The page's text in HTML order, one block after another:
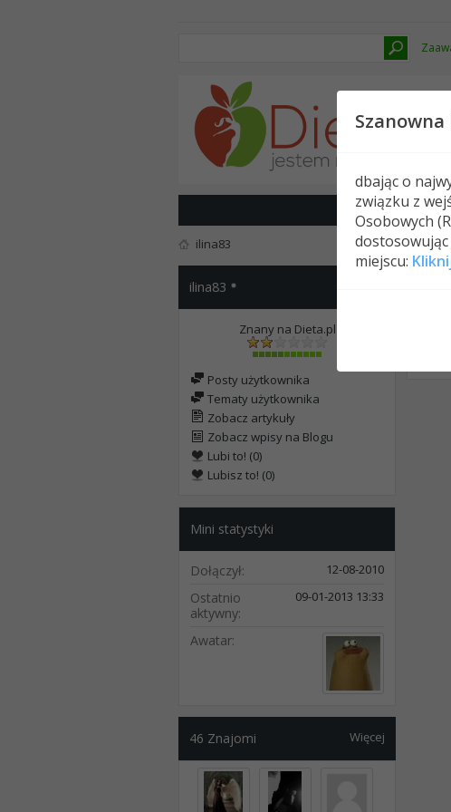
ilina83
ilina83
Znany na Dieta.pl
Posty użytkownika
Tematy użytkownika
Zobacz artykuły
Zobacz wpisy na Blogu
Lubi to! (0)
Lubisz to! (0)
Mini statystyki
Dołączył 12-08-2010
Ostatnio
aktywny
09-01-2013 13:33
Awatar
Więcej
46 Znajomi
dbając o
związku z
Osobowych
miejscu: